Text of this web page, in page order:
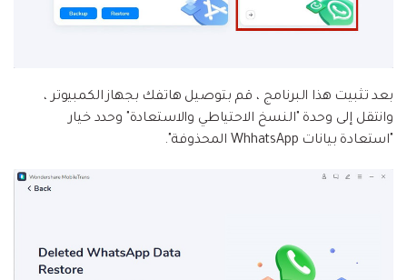
بعد تثبيت هذا البرنامج ، قم بتوصيل هاتفك بجهاز الكمبيوتر ،
وانتقل إلى وحدة "النسخ الاحتياطي والاستعادة" وحدد خيار
"استعادة بيانات WhhatsApp المحذوفة".